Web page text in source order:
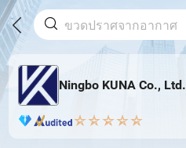
Ningbo KUNA Co., Ltd.